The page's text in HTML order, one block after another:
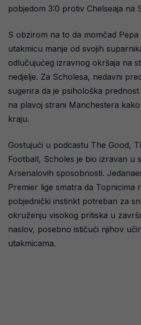
pobjedom 3:0 protiv Chelseaja na
S obzirom na to da momčad Pepa
utakmicu manje od svojih
odlučujućeg izravnog okršaja na
nedjelje. Za Scholesa, nedavni
sugerira da je psihološka
na plavoj strani Manchestera
kraju.
Gostujući u podcastu The Good,
Football, Scholes je bio izravan u
Arsenalovih sposobnosti.
Premier lige smatra da Topnicima
pobjednički instinkt potreban za
okruženju visokog pritiska u
naslov, posebno ističući njihov
utakmicama.